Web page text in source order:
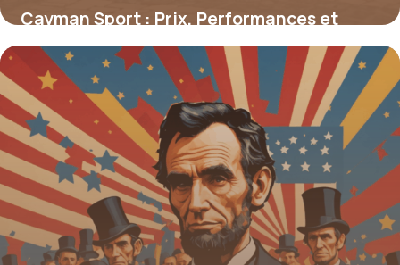
Cayman Sport : Prix, Performances et
Conseils
16 juin 2026